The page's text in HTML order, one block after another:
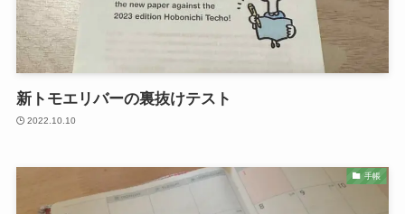
新トモエリバーの裏抜けテスト
2022.10.10
手帳